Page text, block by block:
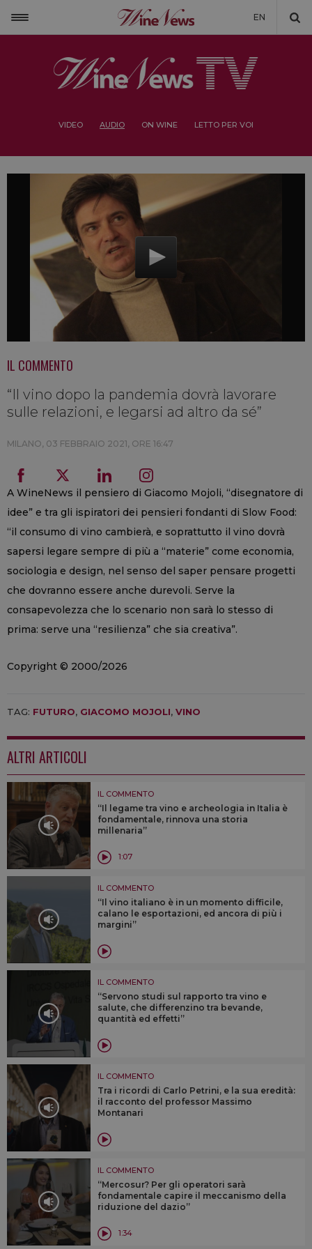
EN
VIDEO AUDIO ON WINE LETTO PER VOI
IL COMMENTO
“Il vino dopo la pandemia dovrà lavorare
sulle relazioni, e legarsi ad altro da sé”
MILANO, 03 FEBBRAIO 2021, ORE 16:47
A WineNews il pensiero di Giacomo Mojoli, “disegnatore di
idee” e tra gli ispiratori dei pensieri fondanti di Slow Food:
“il consumo di vino cambierà, e soprattutto il vino dovrà
sapersi legare sempre di più a “materie” come economia,
sociologia e design, nel senso del saper pensare progetti
che dovranno essere anche durevoli. Serve la
consapevolezza che lo scenario non sarà lo stesso di
prima: serve una “resilienza” che sia creativa”.
Copyright © 2000/2026
TAG: FUTURO, GIACOMO MOJOLI, VINO
ALTRI ARTICOLI
IL COMMENTO
“Il legame tra vino e archeologia in Italia è
fondamentale, rinnova una storia
millenaria”
1:07
IL COMMENTO
“Il vino italiano è in un momento difficile,
calano le esportazioni, ed ancora di più i
margini”
IL COMMENTO
“Servono studi sul rapporto tra vino e
salute, che differenzino tra bevande,
quantità ed effetti”
IL COMMENTO
Tra i ricordi di Carlo Petrini, e la sua eredità:
il racconto del professor Massimo
Montanari
IL COMMENTO
“Mercosur? Per gli operatori sarà
fondamentale capire il meccanismo della
riduzione del dazio”
1:34